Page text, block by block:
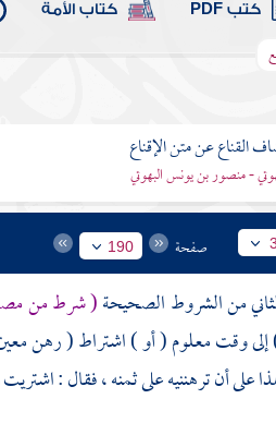
كتب PDF كتاب الأمة
القناع عن متن الإقناع
- منصور بن يونس البهوتي
3 صفحة 190
من الشروط الصحيحة( شرط من
وقت معلوم ( أو ) اشتراط ( رهن معين
على أن ترهننيه على ثمنه ، فقال :